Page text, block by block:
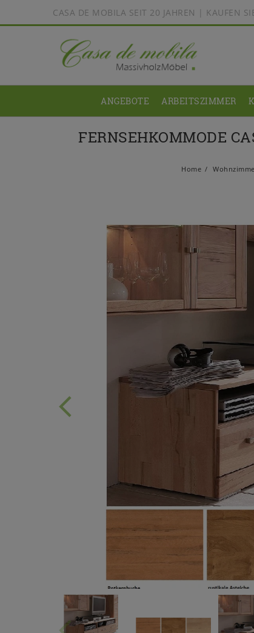
CASA DE MOBILA SEIT 20 JAHREN | KAUFEN
ANGEBOTE ARBEITSZIMMER
FERNSEHKOMMODE
Home